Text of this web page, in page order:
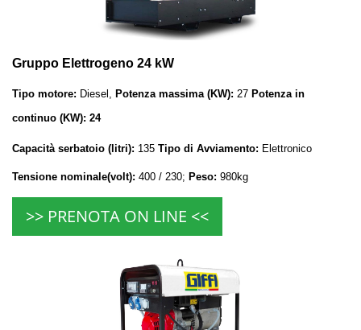
Gruppo Elettrogeno 24 kW
Tipo motore: Diesel, Potenza massima (KW): 27 Potenza in
continuo (KW): 24
Capacità serbatoio (litri): 135 Tipo di Avviamento: Elettronico
Tensione nominale(volt): 400 / 230; Peso: 980kg
>> PRENOTA ON LINE <<